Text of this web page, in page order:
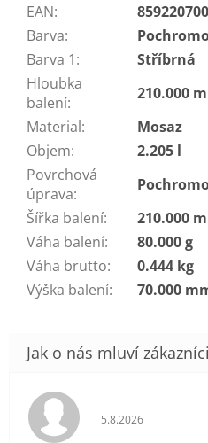
EAN:
Barva:
Barva 1:
Stříbrná
Hloubka
balení:
210.000
Material:
Mosaz
Objem:
2.205 l
Povrchová
úprava:
Šířka balení:
210.000
Váha balení:
80.000 g
Váha brutto:
0.444 kg
Výška balení: 70.000
Hodnocení
5.8.2026